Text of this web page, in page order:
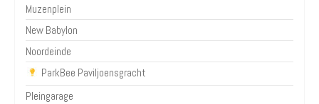
Muzenplein
New Babylon
Noordeinde
ParkBee Paviljoensgracht
Pleingarage